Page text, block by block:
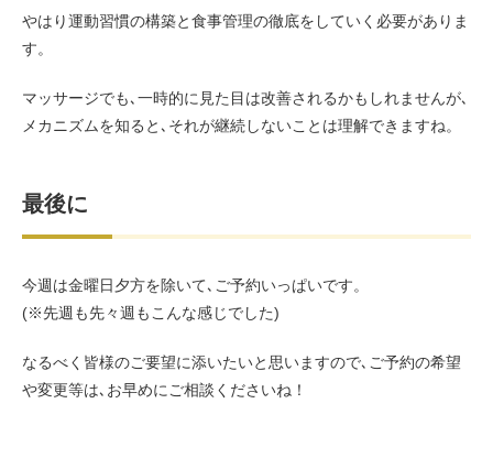
やはり運動習慣の構築と食事管理の徹底をしていく必要がありま
す。
マッサージでも､一時的に見た目は改善されるかもしれませんが､
メカニズムを知ると､それが継続しないことは理解できますね。
最後に
今週は金曜日夕方を除いて､ご予約いっぱいです。
(※先週も先々週もこんな感じでした)
なるべく皆様のご要望に添いたいと思いますので､ご予約の希望
や変更等は､お早めにご相談くださいね！